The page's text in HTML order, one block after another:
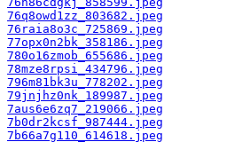
76q8owd1zz_803682.jpeg
76raia8o3c_725869.jpeg
77opx0n2bk_358186.jpeg
780o16zmob_655686.jpeg
78mze8rpsi_434796.jpeg
796m81bk3u_778202.jpeg
79jnjhz0nk_189987.jpeg
7aus6e6zq7_219066.jpeg
7b0dr2kcsf_987444.jpeg
7b66a7g110_614618.jpeg